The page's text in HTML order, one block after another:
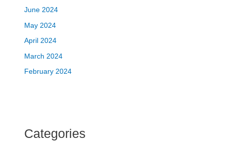
June 2024
May 2024
April 2024
March 2024
February 2024
Categories